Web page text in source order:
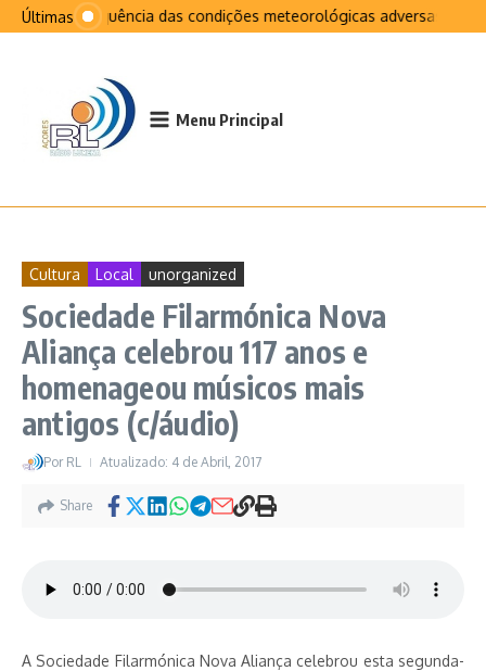
Ir para o conteúdo
ÚltimasNa sequência das condições meteorológicas adversas que
Menu Principal
Cultura Local unorganized
Sociedade Filarmónica Nova
Aliança celebrou 117 anos e
homenageou músicos mais
antigos (c/áudio)
Por RL Atualizado: 4 de Abril, 2017
Share
A Sociedade Filarmónica Nova Aliança celebrou esta segunda-